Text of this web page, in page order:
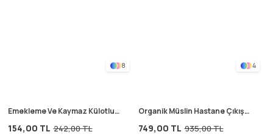
8
Emekleme Ve Kaymaz Külotlu
154,00 TL 242,00 TL
4
Organik Müslin Hastane Çıkışı
749,00 TL 935,00 TL